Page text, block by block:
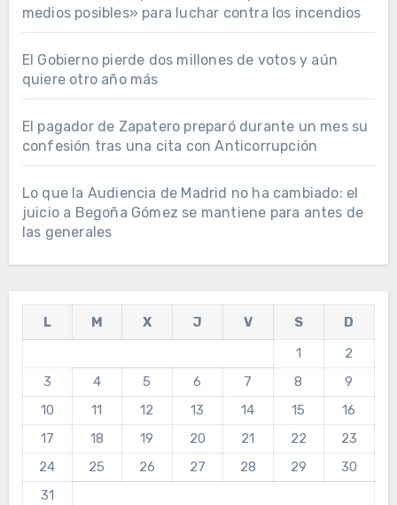
medios posibles» para luchar contra los incendios
El Gobierno pierde dos millones de votos y aún
quiere otro año más
El pagador de Zapatero preparó durante un mes su
confesión tras una cita con Anticorrupción
Lo que la Audiencia de Madrid no ha cambiado: el
juicio a Begoña Gómez se mantiene para antes de
las generales
L M X J V S
D
1
2
3
4 5 6 7 8
9
10
11 12 13 14 15
16
17
18 19 20 21 22
23
24
25 26 27 28 29
30
31